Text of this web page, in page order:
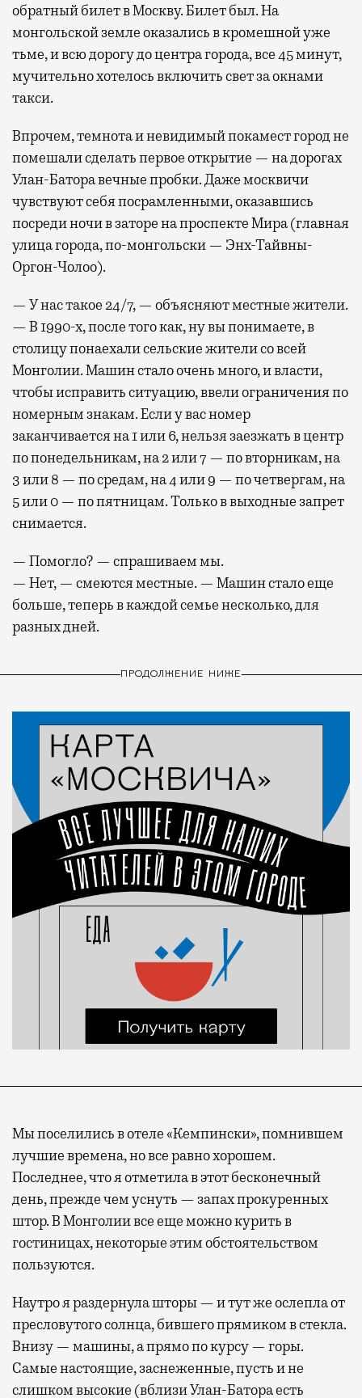
обратный билет в Москву. Билет был. На
монгольской земле оказались в кромешной уже
тьме, и всю дорогу до центра города, все 45 минут,
мучительно хотелось включить свет за окнами
такси.
Впрочем, темнота и невидимый покамест город не
помешали сделать первое открытие — на дорогах
Улан-Батора вечные пробки. Даже москвичи
чувствуют себя посрамленными, оказавшись
посреди ночи в заторе на проспекте Мира (главная
улица города, по-монгольски — Энх-Тайвны-
Оргон-Чолоо).
— У нас такое 24/7, — объясняют местные жители.
— В 1990-х, после того как, ну вы понимаете, в
столицу понаехали сельские жители со всей
Монголии. Машин стало очень много, и власти,
чтобы исправить ситуацию, ввели ограничения по
номерным знакам. Если у вас номер
заканчивается на 1 или 6, нельзя заезжать в центр
по понедельникам, на 2 или 7 — по вторникам, на
3 или 8 — по средам, на 4 или 9 — по четвергам, на
5 или 0 — по пятницам. Только в выходные запрет
снимается.
— Помогло? — спрашиваем мы.
— Нет, — смеются местные. — Машин стало еще
больше, теперь в каждой семье несколько, для
разных дней.
ПРОДОЛЖЕНИЕ НИЖЕ
Мы поселились в отеле «Кемпински», помнившем
лучшие времена, но все равно хорошем.
Последнее, что я отметила в этот бесконечный
день, прежде чем уснуть — запах прокуренных
штор. В Монголии все еще можно курить в
гостиницах, некоторые этим обстоятельством
пользуются.
Наутро я раздернула шторы — и тут же ослепла от
пресловутого солнца, бившего прямиком в стекла.
Внизу — машины, а прямо по курсу — горы.
Самые настоящие, заснеженные, пусть и не
слишком высокие (вблизи Улан-Батора есть